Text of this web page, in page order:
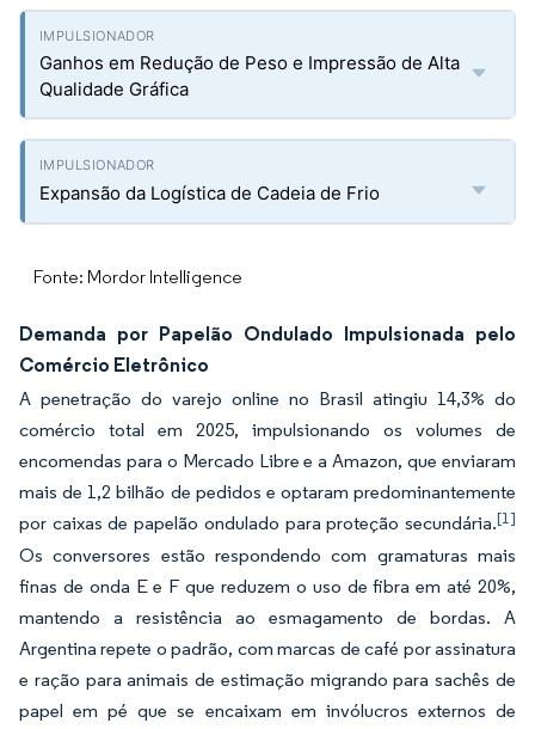
Ganhos em Redução de Peso e Impressão de Alta
Qualidade Gráfica
Expansão da Logística de Cadeia de Frio
Fonte: Mordor Intelligence
Demanda por Papelão Ondulado Impulsionada pelo
Comércio Eletrônico
A penetração do varejo online no Brasil atingiu 14,3% do
comércio total em 2025, impulsionando os volumes de
encomendas para o Mercado Libre e a Amazon, que enviaram
mais de 1,2 bilhão de pedidos e optaram predominantemente
por caixas de papelão ondulado para proteção secundária.[1]
Os conversores estão respondendo com gramaturas mais
finas de onda E e F que reduzem o uso de fibra em até 20%,
mantendo a resistência ao esmagamento de bordas. A
Argentina repete o padrão, com marcas de café por assinatura
e ração para animais de estimação migrando para sachês de
papel em pé que se encaixam em invólucros externos de